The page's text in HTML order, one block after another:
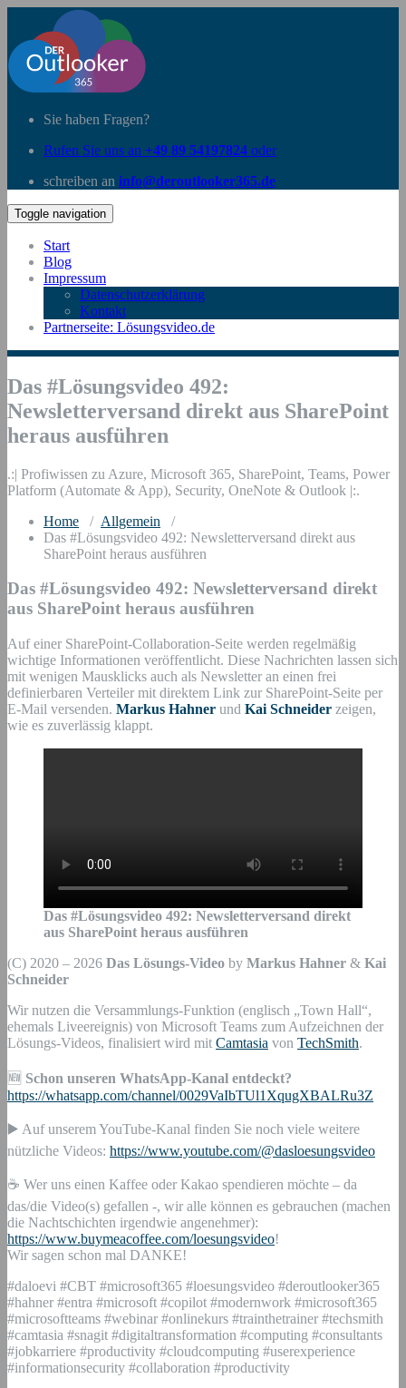
Sie haben Fragen?
Rufen Sie uns an +49 89 54197824 oder
schreiben an info@deroutlooker365.de
Toggle navigation
Start
Blog
Impressum
Datenschutzerklärung
Kontakt
Partnerseite: Lösungsvideo.de
Das #Lösungsvideo 492:
Newsletterversand direkt aus SharePoint
heraus ausführen
.:| Profiwissen zu Azure, Microsoft 365, SharePoint, Teams, Power
Platform (Automate & App), Security, OneNote & Outlook |:.
Home / Allgemein /
Das #Lösungsvideo 492: Newsletterversand direkt aus
SharePoint heraus ausführen
Das #Lösungsvideo 492: Newsletterversand direkt
aus SharePoint heraus ausführen
Auf einer SharePoint-Collaboration-Seite werden regelmäßig
wichtige Informationen veröffentlicht. Diese Nachrichten lassen sich
mit wenigen Mausklicks auch als Newsletter an einen frei
definierbaren Verteiler mit direktem Link zur SharePoint-Seite per
E-Mail versenden. Markus Hahner und Kai Schneider zeigen,
wie es zuverlässig klappt.
Das #Lösungsvideo 492: Newsletterversand direkt
aus SharePoint heraus ausführen
(C) 2020 – 2026 Das Lösungs-Video by Markus Hahner & Kai
Schneider
Wir nutzen die Versammlungs-Funktion (englisch „Town Hall“,
ehemals Liveereignis) von Microsoft Teams zum Aufzeichnen der
Lösungs-Videos, finalisiert wird mit Camtasia von TechSmith.
🆕 Schon unseren WhatsApp-Kanal entdeckt?
https://whatsapp.com/channel/0029VaIbTUl1XqugXBALRu3Z
▶️ Auf unserem YouTube-Kanal finden Sie noch viele weitere
nützliche Videos: https://www.youtube.com/@dasloesungsvideo
☕ Wer uns einen Kaffee oder Kakao spendieren möchte – da
das/die Video(s) gefallen -, wir alle können es gebrauchen (machen
die Nachtschichten irgendwie angenehmer):
https://www.buymeacoffee.com/loesungsvideo!
Wir sagen schon mal DANKE!
#daloevi #CBT #microsoft365 #loesungsvideo #deroutlooker365
#hahner #entra #microsoft #copilot #modernwork #microsoft365
#microsoftteams #webinar #onlinekurs #trainthetrainer #techsmith
#camtasia #snagit #digitaltransformation #computing #consultants
#jobkarriere #productivity #cloudcomputing #userexperience
#informationsecurity #collaboration #productivity